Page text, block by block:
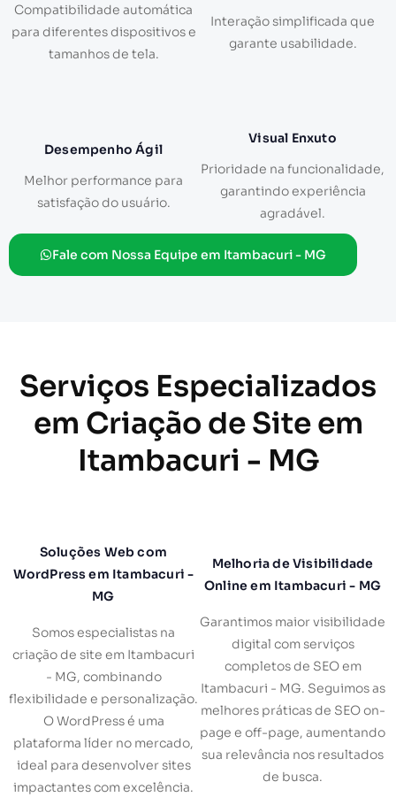
Compatibilidade automática
para diferentes dispositivos e
tamanhos de tela.
Interação simplificada que
garante usabilidade.
Desempenho Ágil
Melhor performance para
satisfação do usuário.
Visual Enxuto
Prioridade na funcionalidade,
garantindo experiência
agradável.
Fale com Nossa Equipe em Itambacuri - MG
Serviços Especializados
em Criação de Site em
Itambacuri - MG
Soluções Web com
WordPress em Itambacuri -
MG
Somos especialistas na
criação de site em Itambacuri
- MG, combinando
flexibilidade e personalização.
O WordPress é uma
plataforma líder no mercado,
ideal para desenvolver sites
impactantes com excelência.
Melhoria de Visibilidade
Online em Itambacuri - MG
Garantimos maior visibilidade
digital com serviços
completos de SEO em
Itambacuri - MG. Seguimos as
melhores práticas de SEO on-
page e off-page, aumentando
sua relevância nos resultados
de busca.